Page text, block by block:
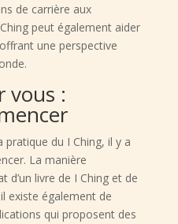
de carrière aux
peut également aider
une perspective
vous :
pratique du I Ching, il y a
La manière
d’un livre de I Ching et de
existe également de
qui proposent des